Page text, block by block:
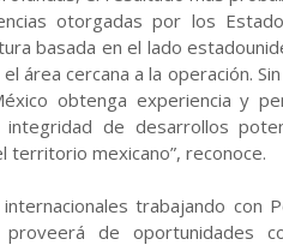
otorgadas por los
basada en el lado
área cercana a la operación.
obtenga experiencia y
de desarrollos
territorio mexicano”, reconoce.
trabajando con
de oportunidades